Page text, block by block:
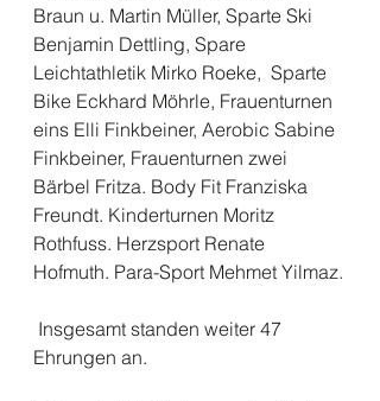
Braun u. Martin Müller, Sparte Ski
Benjamin Dettling, Spare
Leichtathletik Mirko Roeke,  Sparte
Bike Eckhard Möhrle, Frauenturnen
eins Elli Finkbeiner, Aerobic Sabine
Finkbeiner, Frauenturnen zwei
Bärbel Fritza. Body Fit Franziska
Freundt. Kinderturnen Moritz
Rothfuss. Herzsport Renate
Hofmuth. Para-Sport Mehmet Yilmaz.
Insgesamt standen weiter 47
Ehrungen an.